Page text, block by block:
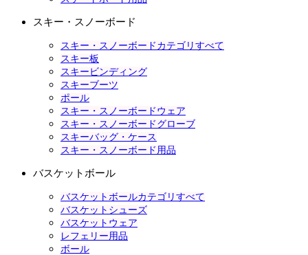
スキー・スノーボード
スキー・スノーボードカテゴリすべて
スキー板
スキービンディング
スキーブーツ
ポール
スキー・スノーボードウェア
スキー・スノーボードグローブ
スキーバッグ・ケース
スキー・スノーボード用品
バスケットボール
バスケットボールカテゴリすべて
バスケットシューズ
バスケットウェア
レフェリー用品
ボール